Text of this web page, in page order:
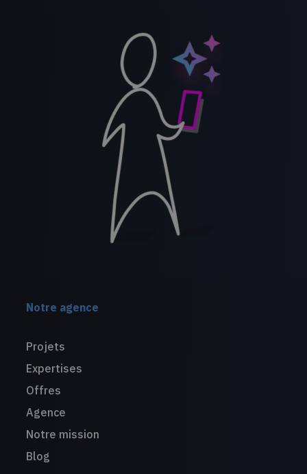
Notre agence
Projets
Expertises
Offres
Agence
Notre mission
Blog